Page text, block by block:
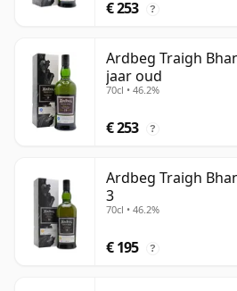
€ 253 ?
Ardbeg Traigh
jaar oud
70cl • 46.2%
€ 253 ?
Ardbeg Traigh
3
70cl • 46.2%
€ 195 ?